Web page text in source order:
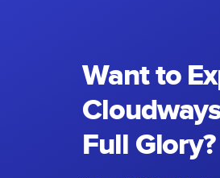
Want to
Full Glory?